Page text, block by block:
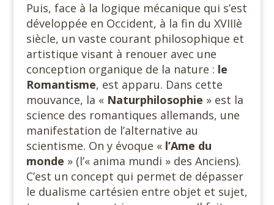
Puis, face à la logique mécanique qui s’est
développée en Occident, à la fin du XVIIIè
siècle, un vaste courant philosophique et
artistique visant à renouer avec une
conception organique de la nature : le
Romantisme, est apparu. Dans cette
mouvance, la « Naturphilosophie » est la
science des romantiques allemands, une
manifestation de l’alternative au
scientisme. On y évoque « l’Ame du
monde » (l’« anima mundi » des Anciens).
C’est un concept qui permet de dépasser
le dualisme cartésien entre objet et sujet,